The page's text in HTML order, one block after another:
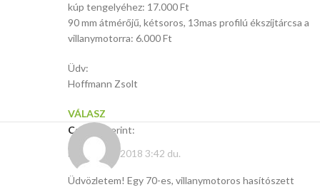
kúp tengelyéhez: 17.000 Ft
90 mm átmérőjű, kétsoros, 13mas profilú ékszíjtárcsa a
villanymotorra: 6.000 Ft
Üdv:
Hoffmann Zsolt
VÁLASZ
csaba
szerint:
március 12, 2018 3:42 du.
Üdvözletem! Egy 70-es, villanymotoros hasítószett